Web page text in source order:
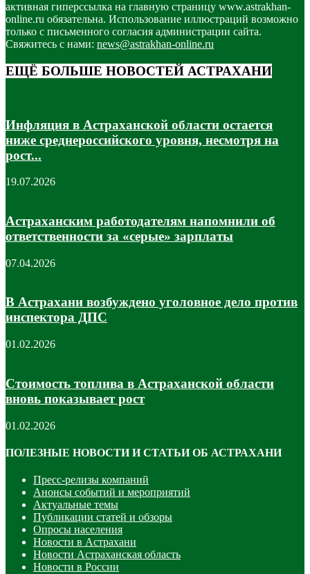
активная гиперссылка на главную страницу www.astrakhan-
online.ru обязательна. Использование иллюстраций возможно
только с письменного согласия администрации сайта.
Свяжитесь с нами: news@astrakhan-online.ru
ЕЩЁ БОЛЬШЕ НОВОСТЕЙ АСТРАХАНИ
Инфляция в Астраханской области остается
ниже среднероссийского уровня, несмотря на
рост...
19.07.2026
Астраханским работодателям напомнили об
ответственности за «серые» зарплаты
07.04.2026
В Астрахани возбуждено уголовное дело против
инспектора ДПС
01.02.2026
Стоимость топлива в Астраханской области
вновь показывает рост
01.02.2026
ПОЛЕЗНЫЕ НОВОСТИ И СТАТЬИ ОБ АСТРАХАНИ
Пресс-релизы компаний
Анонсы событий и мероприятий
Актуальные темы
Публикации статей и обзоры
Опросы населения
Новости в Астрахани
Новости Астраханская область
Новости в России